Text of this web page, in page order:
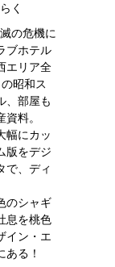
く
の危機に
ブホテル
エリア全
昭和ス
、部屋も
料。
幅にカッ
版をデジ
で、ディ
のシャギ
息を桃色
イン・エ
る！